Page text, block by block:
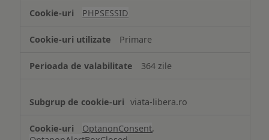
Cookie
necesare
PHPSESSID
Primare
364 zile
viata-libera.ro
OptanonConsent,